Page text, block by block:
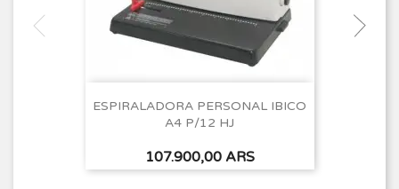
ESPIRALADORA PERSONAL IBICO
A4 P/12 HJ
Precio
107.900,00 ARS